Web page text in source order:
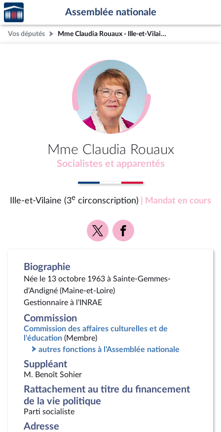
Aller au contenu
Aller en bas de la page
Accèder
à la
page
d'accueil
Assemblée nationale
Vos députés Mme Claudia Rouaux - Ille-et-Vilaine (3e circonscription)
Mme Claudia Rouaux
Socialistes et apparentés
Ille-et-Vilaine (3e circonscription) | Mandat en cours
Voir
la
Voir
la
Biographie
Née le 13 octobre 1963 à Sainte-Gemmes-
d'Andigné (Maine-et-Loire)
Gestionnaire à l'INRAE
Commission
Commission des affaires culturelles et de
l'éducation (Membre)
autres fonctions à l'Assemblée nationale
Suppléant
M. Benoît Sohier
Rattachement au titre du financement
de la vie politique
Parti socialiste
Adresse